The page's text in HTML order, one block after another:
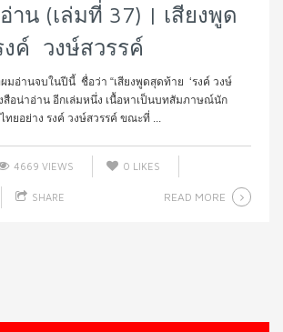
าน (เล่มที่ 37) | เสียงพูด
ค์ วงษ์สวรรค์
มอ่านจบในปีนี้ ชื่อว่า “เสียงพูดสุดท้าย ‘รงค์ วงษ์
สือน่าอ่าน อีกเล่มหนึ่ง เนื้อหาเป็นบทสัมภาษณ์นัก
ทยอย่าง รงค์ วงษ์สวรรค์ ขณะที่ ...
4669 VIEWS 0 LIKES
SHARE READ MORE